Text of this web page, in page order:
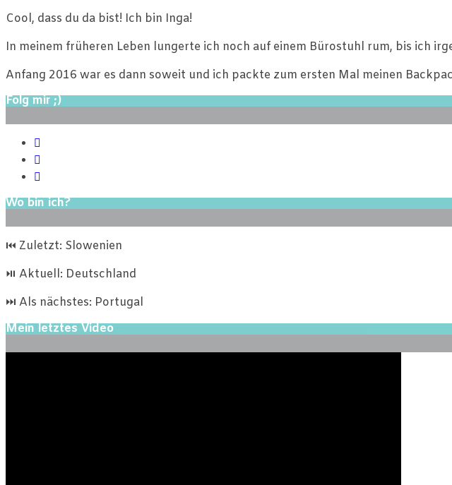
Cool, dass du da bist! Ich bin Inga!
In meinem früheren Leben lungerte ich noch auf einem Bürostuhl rum, bis ich
Anfang 2016 war es dann soweit und ich packte zum ersten Mal meinen
Folg mir ;)
Wo bin ich?
⏮ Zuletzt: Slowenien
⏯ Aktuell: Deutschland
⏭ Als nächstes: Portugal
Mein letztes Video